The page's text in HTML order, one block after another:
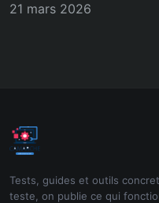
21 mars 2026
Tests, guides et outils
teste, on publie ce qui